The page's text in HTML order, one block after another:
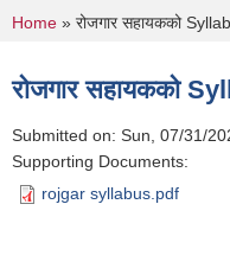
You are here
Home » रोजगार सहायकको
रोजगार सहायकको
Submitted on: Sun, 07/31/
Supporting Documents:
rojgar syllabus.pdf